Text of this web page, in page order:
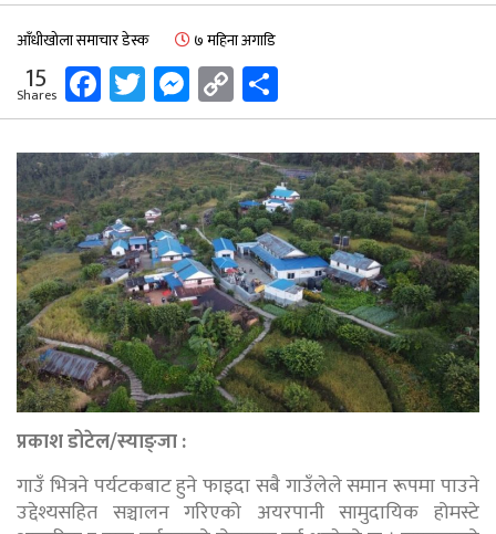
आँधीखोला समाचार डेस्क ७ महिना अगाडि
15
Shares Facebook
Twitter
Messenger
Copy
Link
प्रकाश डोटेल/स्याङ्जा :
गाउँ भित्रने पर्यटकबाट हुने फाइदा सबै गाउँलेले समान रूपमा पाउने
उद्देश्यसहित सञ्चालन गरिएको अयरपानी सामुदायिक होमस्टे